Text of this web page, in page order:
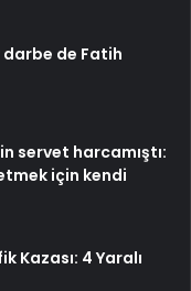
darbe de Fatih
servet harcamıştı:
için kendi
Kazası: 4 Yaralı